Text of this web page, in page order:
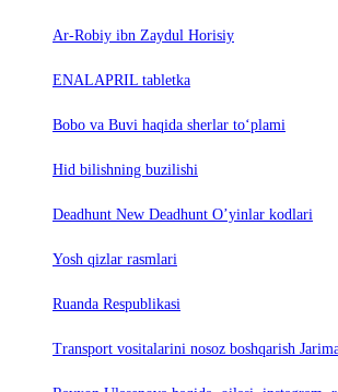
Ar-Robiy ibn Zaydul Horisiy
ENALAPRIL tabletka
Bobo va Buvi haqida sherlar to‘plami
Hid bilishning buzilishi
Deadhunt New Deadhunt O’yinlar kodlari
Yosh qizlar rasmlari
Ruanda Respublikasi
Trаnsport vositаlаrini nosoz boshqаrish